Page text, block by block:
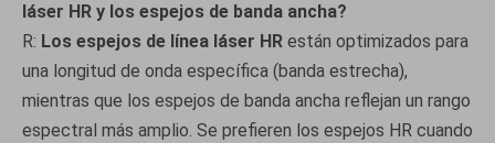
láser HR y los espejos de banda ancha?
R: Los espejos de línea láser HR están optimizados para
una longitud de onda específica (banda estrecha),
mientras que los espejos de banda ancha reflejan un rango
espectral más amplio. Se prefieren los espejos HR cuando